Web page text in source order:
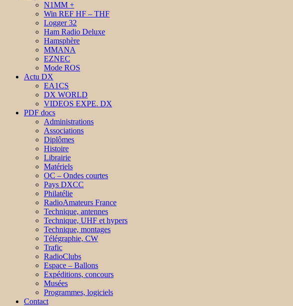
N1MM +
Win REF HF – THF
Logger 32
Ham Radio Deluxe
Hamsphère
MMANA
EZNEC
Mode ROS
Actu DX
EA1CS
DX WORLD
VIDEOS EXPE. DX
PDF docs
Administrations
Associations
Diplômes
Histoire
Librairie
Matériels
OC – Ondes courtes
Pays DXCC
Philatélie
RadioAmateurs France
Technique, antennes
Technique, UHF et hypers
Technique, montages
Télégraphie, CW
Trafic
RadioClubs
Espace – Ballons
Expéditions, concours
Musées
Programmes, logiciels
Contact